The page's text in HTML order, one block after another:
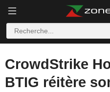
CrowdStrike
BTIG réitère